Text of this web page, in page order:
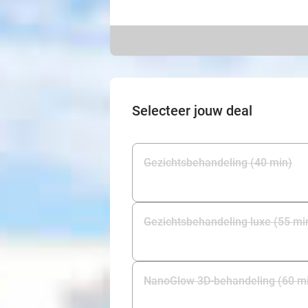
Selecteer jouw deal
Gezichtsbehandeling (40 min)
Gezichtsbehandeling luxe (55
NanoGlow 3D-behandeling (60